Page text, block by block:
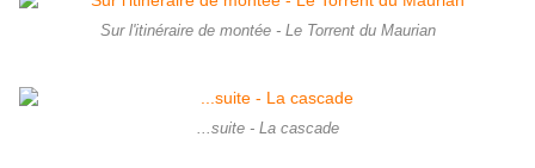
Sur l'itinéraire de montée - Le Torrent du Maurian
...suite - La cascade